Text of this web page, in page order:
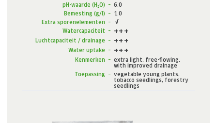
Feiten en cijfers
Duurzaamheid
Onderzoek en ontwikkeling (R&D)
pH-waarde (H₂O) – 6.0
Bemesting (g/l) – 1.0
Extra sporenelementen –
Watercapaciteit –
Luchtcapaciteit / drainage –
Water uptake –
Kenmerken – extra light, free-flowing,
with improved drainage
Toepassing – vegetable young plants,
tobacco seedlings, forestry
seedlings